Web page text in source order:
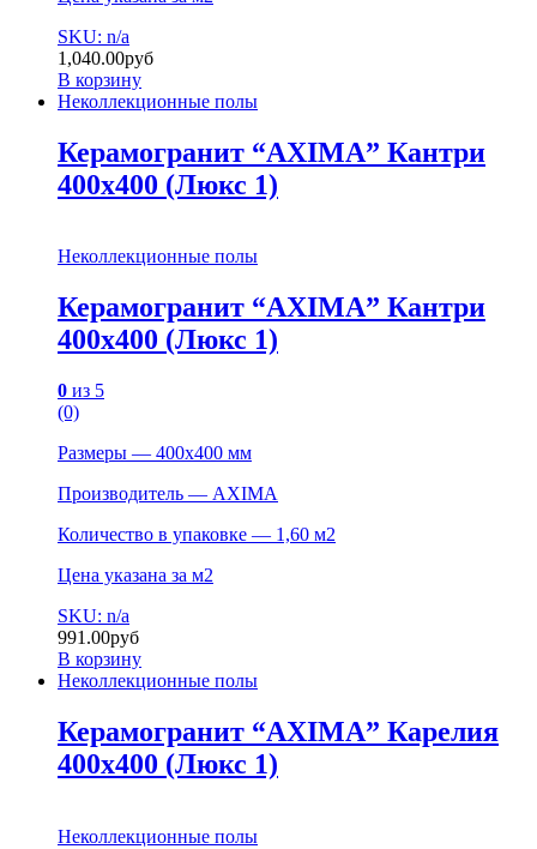
SKU: n/a
1,040.00руб
В корзину
Неколлекционные полы
Керамогранит “AXIMA” Кантри
400х400 (Люкс 1)
Неколлекционные полы
Керамогранит “AXIMA” Кантри
400х400 (Люкс 1)
0 из 5
(0)
Размеры — 400х400 мм
Производитель — AXIMA
Количество в упаковке — 1,60 м2
Цена указана за м2
SKU: n/a
991.00руб
В корзину
Неколлекционные полы
Керамогранит “AXIMA” Карелия
400х400 (Люкс 1)
Неколлекционные полы